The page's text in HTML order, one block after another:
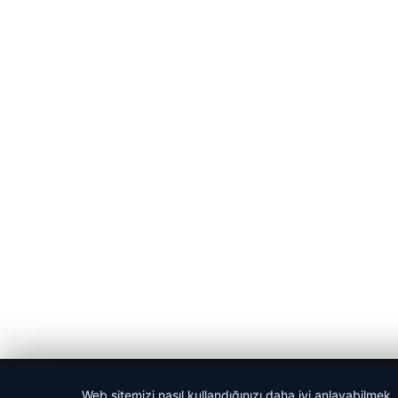
Web sitemizi nasıl kullandığınızı daha iyi